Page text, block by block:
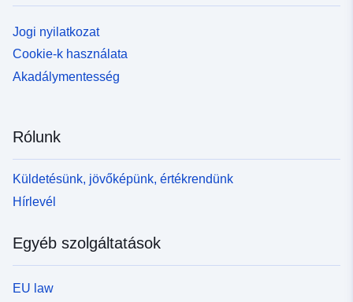
Jogi nyilatkozat
Cookie-k használata
Akadálymentesség
Rólunk
Küldetésünk, jövőképünk, értékrendünk
Hírlevél
Egyéb szolgáltatások
EU law